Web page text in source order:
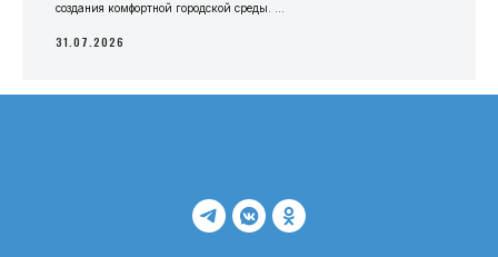
создания комфортной городской среды. ...
31.07.2026